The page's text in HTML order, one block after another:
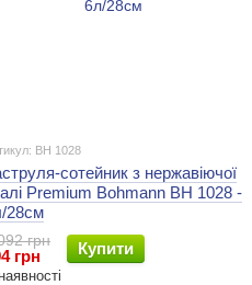
BH 1028
сотейник з нержавіючої
Premium Bohmann BH 1028 -
28см
грн
грн Купити